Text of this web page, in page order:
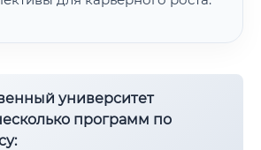
университет
программ по